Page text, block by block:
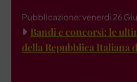
Pubblicazione: venerdì 26
Bandi e concorsi: le
della Repubblica Italiana